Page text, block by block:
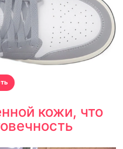
кожи, что